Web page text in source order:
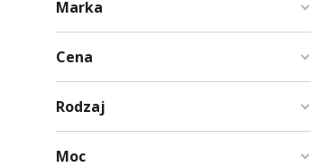
Marka
Cena
Rodzaj
Moc